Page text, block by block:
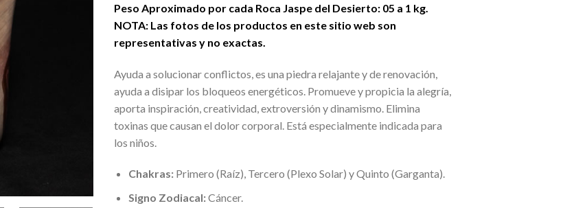
Peso Aproximado por cada Roca Jaspe del Desierto: 05 a 1 kg.
NOTA: Las fotos de los productos en este sitio web son
representativas y no exactas.
Ayuda a solucionar conflictos, es una piedra relajante y de renovación,
ayuda a disipar los bloqueos energéticos. Promueve y propicia la alegría,
aporta inspiración, creatividad, extroversión y dinamismo. Elimina
toxinas que causan el dolor corporal. Está especialmente indicada para
los niños.
Chakras:Primero (Raíz), Tercero (Plexo Solar) y Quinto (Garganta).
Signo Zodiacal:Cáncer.